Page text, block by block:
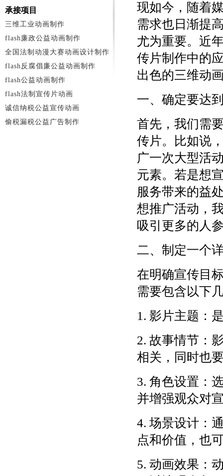
现如今，随着
需求也日渐提
尤为重要。近
传片制作中的
出色的三维动
一、确定要达
首先，我们需
传片。比如说
广一次大型活
元素。若是想
服务带来的益
想推广活动，
吸引更多的人
二、制定一个
在明确宣传目
需要包含以下
1. 影片主题：
2. 故事情节：
相关，同时也
3. 角色设置：
并增强观众对
4. 场景设计：
点和价值，也
5. 动画效果：
承接项目
三维工业动画制作
flash廉政公益动画制作
全国法制动漫大赛动画设计制作
flash反腐倡廉公益动画制作
flash公益动画制作
flash法制宣传片动画
诚信纳税公益宣传动画
偷税漏税公益广告制作